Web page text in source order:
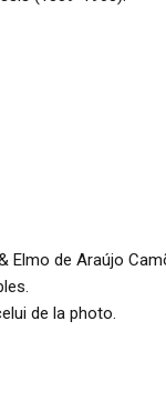
Elmo de Araújo
de la photo.